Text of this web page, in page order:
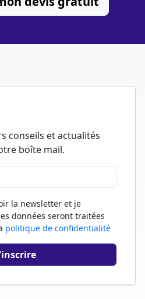
conseils et actualités
boîte mail.
la newsletter et je
données seront traitées
politique de confidentialité